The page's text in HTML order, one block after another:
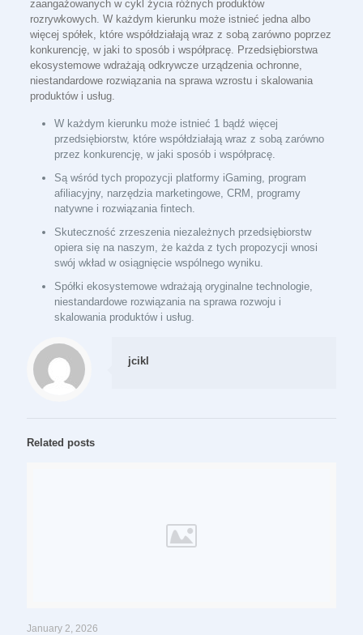
zaangażowanych w cykl życia różnych produktów
rozrywkowych. W każdym kierunku może istnieć jedna albo
więcej spółek, które współdziałają wraz z sobą zarówno poprzez
konkurencję, w jaki to sposób i współpracę. Przedsiębiorstwa
ekosystemowe wdrażają odkrywcze urządzenia ochronne,
niestandardowe rozwiązania na sprawa wzrostu i skalowania
produktów i usług.
W każdym kierunku może istnieć 1 bądź więcej
przedsiębiorstw, które współdziałają wraz z sobą zarówno
przez konkurencję, w jaki sposób i współpracę.
Są wśród tych propozycji platformy iGaming, program
afiliacyjny, narzędzia marketingowe, CRM, programy
natywne i rozwiązania fintech.
Skuteczność zrzeszenia niezależnych przedsiębiorstw
opiera się na naszym, że każda z tych propozycji wnosi
swój wkład w osiągnięcie wspólnego wyniku.
Spółki ekosystemowe wdrażają oryginalne technologie,
niestandardowe rozwiązania na sprawa rozwoju i
skalowania produktów i usług.
jcikl
Related posts
January 2, 2026